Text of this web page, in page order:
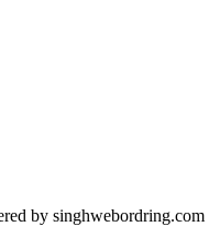
by singhwebordring.com